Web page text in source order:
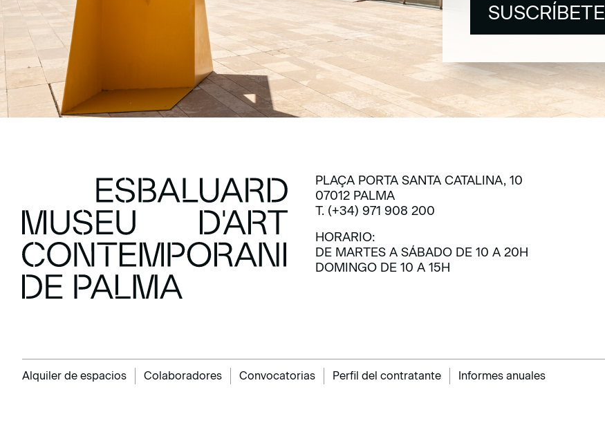
SUSCRÍBETE
PLAÇA PORTA SANTA CATALINA, 10
07012 PALMA
T. (+34) 971 908 200
HORARIO:
DE MARTES A SÁBADO DE 10 A 20H
DOMINGO DE 10 A 15H
Alquiler de espacios Colaboradores Convocatorias Perfil del contratante Informes anuales